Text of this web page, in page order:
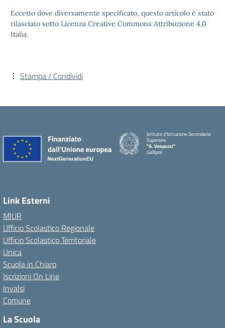
Eccetto dove diversamente specificato, questo articolo è stato
rilasciato sotto Licenza Creative Commons Attribuzione 4.0
Italia.
Stampa / Condividi
Istituto d'Istruzione Secondaria
Superiore
"A. Vespucci"
Gallipoli
Link Esterni
MIUR
Ufficio Scolastico Regionale
Ufficio Scolastico Territoriale
Unica
Scuola in Chiaro
Iscrizioni On Line
Invalsi
Comune
La Scuola